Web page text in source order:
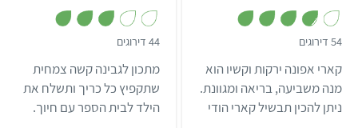
54 דירוגים
.
8
מ
ת
ו
ך
קארי אפונה ירקות וקשיו הוא
מנה משביעה, בריאה ומגוונת.
ניתן להכין תבשיל קארי הודי
44 דירוגים
.
2
מ
ת
ו
מתכון לגבינה קשה צמחית
שתקפיץ כל כריך ותשלח את
הילד לבית הספר עם חיוך.